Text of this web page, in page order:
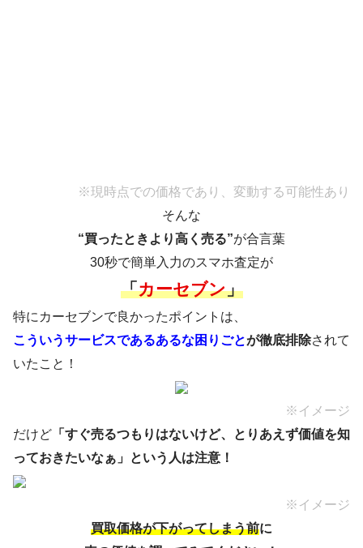
※現時点での価格であり、変動する可能性あり
そんな
“買ったときより高く売る”が合言葉
30秒で簡単入力のスマホ査定が
「カーセブン」
特にカーセブンで良かったポイントは、
こういうサービスであるあるな困りごとが徹底排除されて
いたこと！
※イメージ
だけど 「すぐ売るつもりはないけど、とりあえず価値を知
っておきたいなぁ」という人は注意！
※イメージ
買取価格が下がってしまう前に